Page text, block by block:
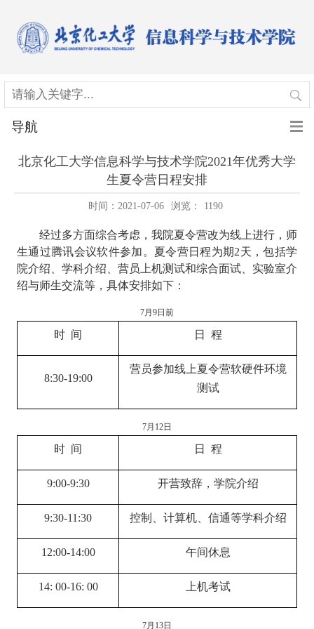
导航
北京化工大学信息科学与技术学院2021年优秀大学
生夏令营日程安排
时间：2021-07-06 浏览： 1190
经过多方面综合考虑，我院夏令营改为线上进行，师
生通过腾讯会议软件参加。夏令营日程为期2天，包括学
院介绍、学科介绍、营员上机测试和综合面试、实验室介
绍与师生交流等，具体安排如下：
7月 9日前
时 间 日 程
8:30-19:00
营员参加线上夏令营软硬件环境
测试
7月 12日
时 间 日 程
9:00-9:30 开营致辞，学院介绍
9:30-11:30 控制、计算机、信通等学科介绍
12:00-14:00 午间休息
14: 00-16: 00 上机考试
7月 13日